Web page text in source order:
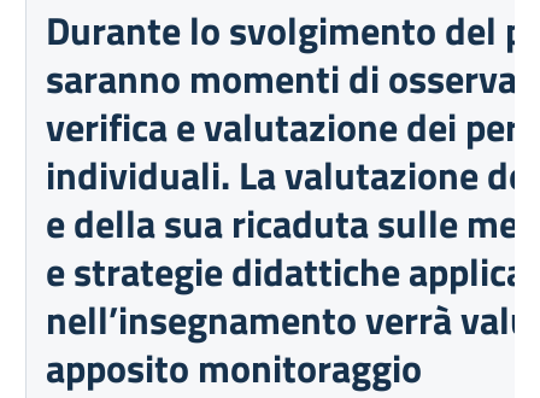
Durante lo svolgimento del
saranno momenti di
verifica e valutazione dei
individuali. La valutazione
e della sua ricaduta sulle
e strategie didattiche
nell’insegnamento verrà
apposito monitoraggio